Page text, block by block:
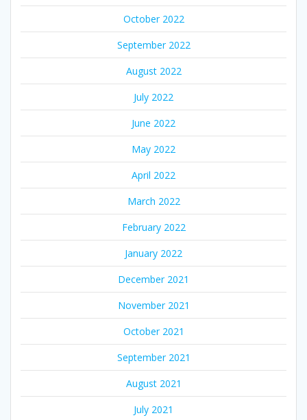
October 2022
September 2022
August 2022
July 2022
June 2022
May 2022
April 2022
March 2022
February 2022
January 2022
December 2021
November 2021
October 2021
September 2021
August 2021
July 2021